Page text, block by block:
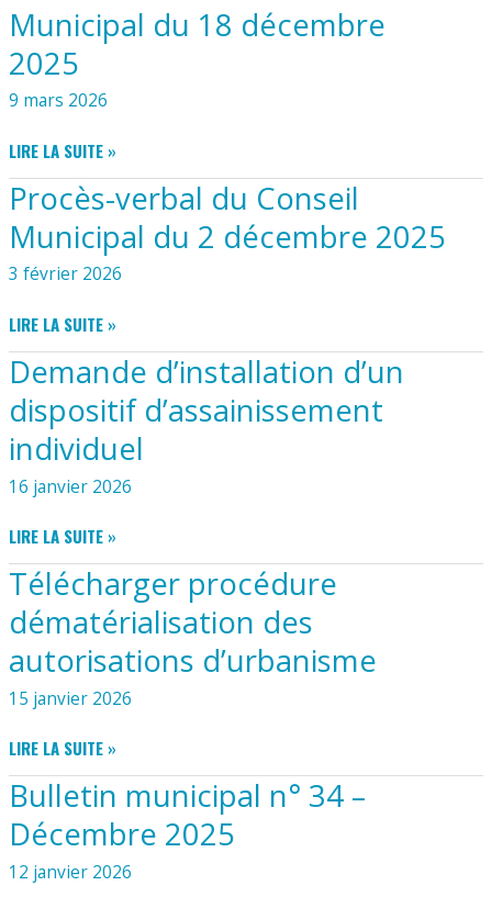
PRÉVENIR
LES
INCENDIES
DE
ET
D’ESPACES
NATURELS
DANS
LE
DÉPARTEMENT
LA
MARITIME
CONSEIL
MUNICIPAL
DU
3
FÉVRIER
Municipal du 18 décembre
2025
9 mars 2026
PROCÈS-
VERBAL
DU
CONSEIL
MUNICIPAL
DU
DÉCEMBRE
LIRE LA SUITE »
Procès-verbal du Conseil
Municipal du 2 décembre 2025
3 février 2026
PROCÈS-
VERBAL
DU
CONSEIL
MUNICIPAL
DU
2
DÉCEMBRE
LIRE LA SUITE »
Demande d’installation d’un
dispositif d’assainissement
individuel
16 janvier 2026
DEMANDE
D’INSTALLATION
D’UN
DISPOSITIF
D’ASSAINISSEMENT
INDIVIDUEL
LIRE LA SUITE »
Télécharger procédure
dématérialisation des
autorisations d’urbanisme
15 janvier 2026
TÉLÉCHARGER
PROCÉDURE
DÉMATÉRIALISATION
DES
AUTORISATIONS
D’URBANISME
LIRE LA SUITE »
Bulletin municipal n° 34 –
Décembre 2025
12 janvier 2026